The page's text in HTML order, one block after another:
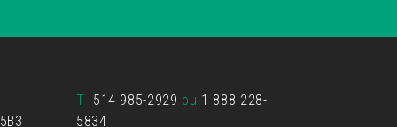
T 514 985-2929 ou 1 888 228-
5834